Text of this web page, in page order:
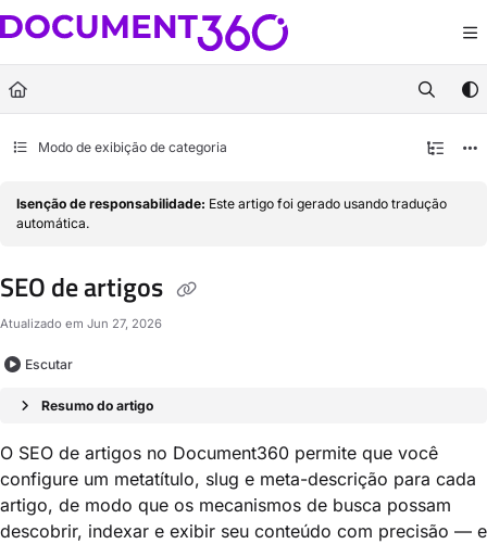
Documentation Index
Fetch the complete documentation index at:https://docs.document360.com/
Use this file to discover all available pages before exploring further.
Modo de exibição de categoria
Isenção de responsabilidade: Este artigo foi gerado usando tradução
automática.
SEO de artigos
Atualizado em Jun 27, 2026
Escutar
Resumo do artigo
O SEO de artigos no Document360 permite que você
configure um metatítulo, slug e meta-descrição para cada
artigo, de modo que os mecanismos de busca possam
descobrir, indexar e exibir seu conteúdo com precisão — e